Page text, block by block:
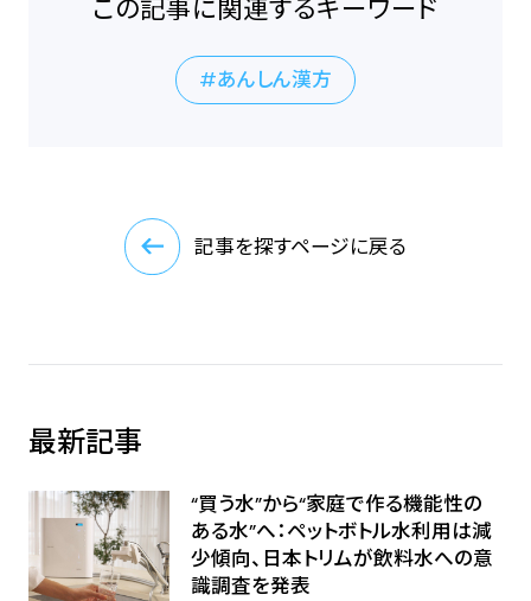
この記事に関連するキーワード
あんしん漢方
記事を探すページに戻る
最新記事
“買う水”から“家庭で作る機能性の
ある水”へ：ペットボトル水利用は減
少傾向、日本トリムが飲料水への意
識調査を発表